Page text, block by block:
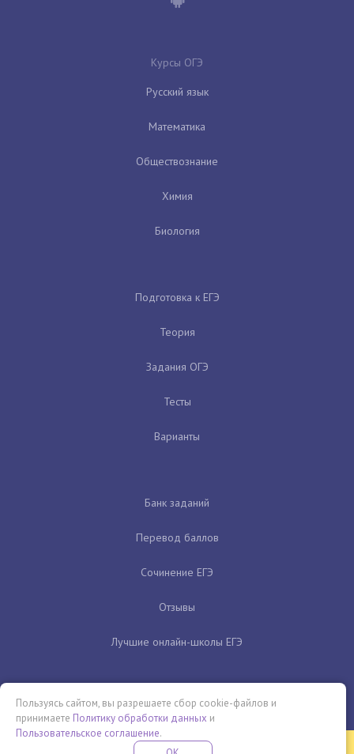
Курсы ОГЭ
Русский язык
Математика
Обществознание
Химия
Биология
Подготовка к ЕГЭ
Теория
Задания ОГЭ
Тесты
Варианты
Банк заданий
Перевод баллов
Сочинение ЕГЭ
Отзывы
Лучшие онлайн-школы ЕГЭ
Бесплатная летняя школа
Пользуясь сайтом, вы разрешаете сбор cookie-файлов и
принимаете Политику обработки данных и
Пользовательское соглашение.